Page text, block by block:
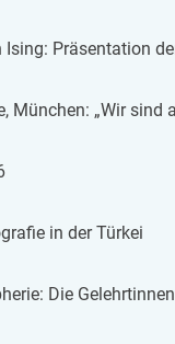
Prä­sen­ta­ti­on
Mün­chen: „Wir
in der Tür­kei
Die